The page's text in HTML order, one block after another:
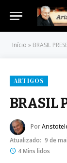
Início » BRASIL
ARTIGOS
BRASIL
Por
Atualizado: 9 de
4 Mins lidos